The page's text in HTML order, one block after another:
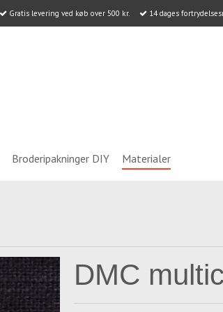
Gratis levering ved køb over 500 kr. 14 dages
Broderipakninger DIY Materialer
DMC